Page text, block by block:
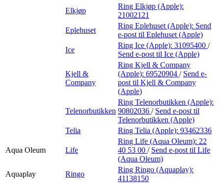
Elkjøp
Ring Elkjøp (Apple):
21002121
Eplehuset
Ring Eplehuset (Apple): Send
e-post til Eplehuset (Apple)
Ice
Ring Ice (Apple): 31095400 /
Send e-post til Ice (Apple)
Kjell &
Company
Ring Kjell & Company
(Apple): 69520904 / Send e-
post til Kjell & Company
(Apple)
Telenorbutikken
Ring Telenorbutikken (Apple):
90802036 / Send e-post til
Telenorbutikken (Apple)
Telia
Ring Telia (Apple): 93462336
Aqua Oleum Life
Ring Life (Aqua Oleum): 22
40 53 00 / Send e-post til Life
(Aqua Oleum)
Aquaplay
Ringo
Ring Ringo (Aquaplay):
41138150